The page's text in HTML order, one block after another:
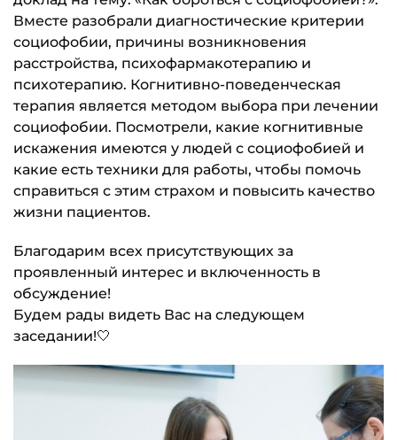
Вместе разобрали диагностические критерии
социофобии, причины возникновения
расстройства, психофармакотерапию и
психотерапию. Когнитивно-поведенческая
терапия является методом выбора при лечении
социофобии. Посмотрели, какие когнитивные
искажения имеются у людей с социофобией и
какие есть техники для работы, чтобы помочь
справиться с этим страхом и повысить качество
жизни пациентов.
Благодарим всех присутствующих за
проявленный интерес и включенность в
обсуждение!
Будем рады видеть Вас на следующем
заседании!🤍